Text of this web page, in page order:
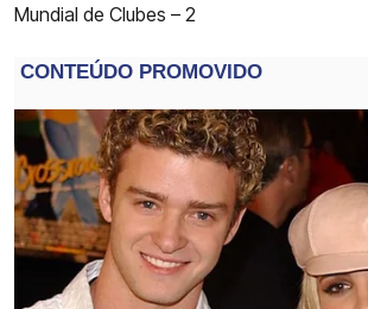
Mundial de Clubes – 2